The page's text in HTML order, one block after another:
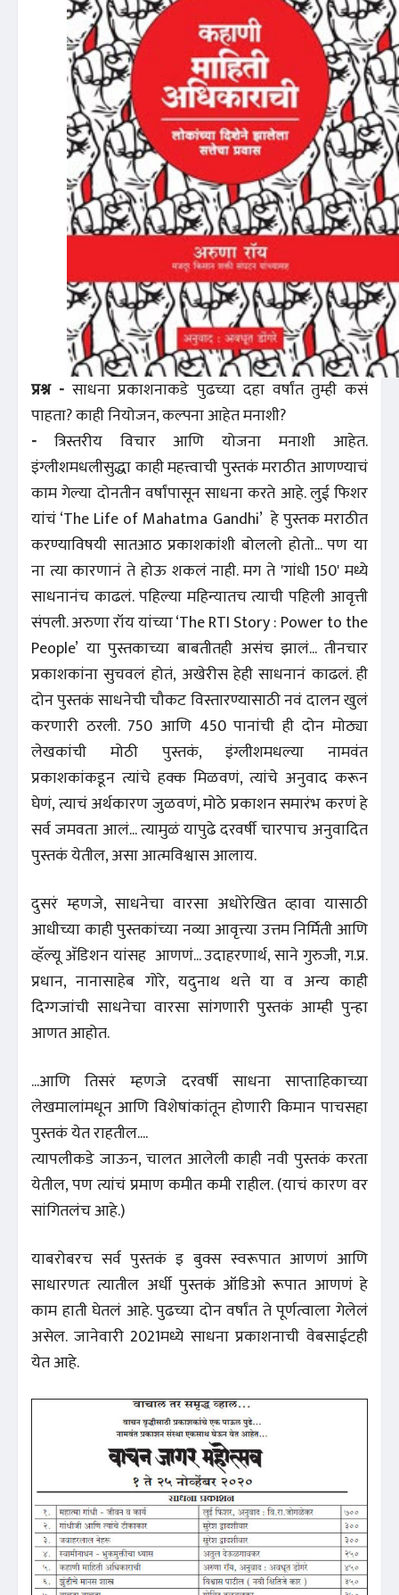
प्रश्न -साधना प्रकाशनाकडे पुढच्या दहा वर्षांत तुम्ही कसं
पाहता? काही नियोजन, कल्पना आहेत मनाशी?
- त्रिस्तरीय विचार आणि योजना मनाशी आहेत.
इंग्लीशमधलीसुद्धा काही महत्त्वाची पुस्तकं मराठीत आणण्याचं
काम गेल्या दोनतीन वर्षांपासून साधना करते आहे. लुई फिशर
यांचं ‘The Life of Mahatma Gandhi’ हे पुस्तक मराठीत
करण्याविषयी सातआठ प्रकाशकांशी बोललो होतो... पण या
ना त्या कारणानं ते होऊ शकलं नाही. मग ते 'गांधी 150' मध्ये
साधनानंच काढलं. पहिल्या महिन्यातच त्याची पहिली आवृत्ती
संपली. अरुणा रॉय यांच्या ‘The RTI Story : Power to the
People’ या पुस्तकाच्या बाबतीतही असंच झालं... तीनचार
प्रकाशकांना सुचवलं होतं, अखेरीस हेही साधनानं काढलं. ही
दोन पुस्तकं साधनेची चौकट विस्तारण्यासाठी नवं दालन खुलं
करणारी ठरली. 750 आणि 450 पानांची ही दोन मोठ्या
लेखकांची मोठी पुस्तकं, इंग्लीशमधल्या नामवंत
प्रकाशकांकडून त्यांचे हक्क मिळवणं, त्यांचे अनुवाद करून
घेणं, त्याचं अर्थकारण जुळवणं, मोठे प्रकाशन समारंभ करणं हे
सर्व जमवता आलं... त्यामुळं यापुढे दरवर्षी चारपाच अनुवादित
पुस्तकं येतील, असा आत्मविश्वास आलाय.
दुसरं म्हणजे, साधनेचा वारसा अधोरेखित व्हावा यासाठी
आधीच्या काही पुस्तकांच्या नव्या आवृत्त्या उत्तम निर्मिती आणि
व्हॅल्यू अ‍ॅडिशन यांसह आणणं... उदाहरणार्थ, साने गुरुजी, ग.प्र.
प्रधान, नानासाहेब गोरे, यदुनाथ थत्ते या व अन्य काही
दिग्गजांची साधनेचा वारसा सांगणारी पुस्तकं आम्ही पुन्हा
आणत आहोत.
...आणि तिसरं म्हणजे दरवर्षी साधना साप्ताहिकाच्या
लेखमालांमधून आणि विशेषांकांतून होणारी किमान पाचसहा
पुस्तकं येत राहतील....
त्यापलीकडे जाऊन, चालत आलेली काही नवी पुस्तकं करता
येतील, पण त्यांचं प्रमाण कमीत कमी राहील. (याचं कारण वर
सांगितलंच आहे.)
याबरोबरच सर्व पुस्तकं इ बुक्स स्वरूपात आणणं आणि
साधारणतः त्यातील अर्धी पुस्तकं ऑडिओ रूपात आणणं हे
काम हाती घेतलं आहे. पुढच्या दोन वर्षांत ते पूर्णत्वाला गेलेलं
असेल. जानेवारी 2021मध्ये साधना प्रकाशनाची वेबसाईटही
येत आहे.